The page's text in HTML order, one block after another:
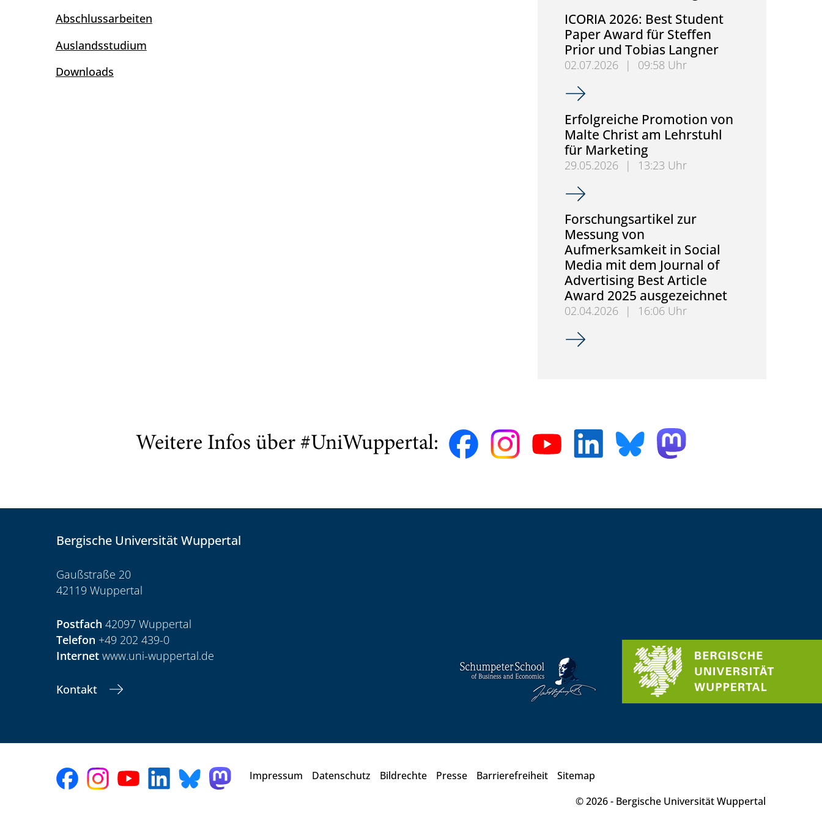
Abschlussarbeiten
Auslandsstudium
Downloads
ICORIA 2026: Best Student
Paper Award für Steffen
Prior und Tobias Langner
02.07.2026 |
09:58 Uhr
ICORIA 2026: Best Student Paper Award für
Erfolgreiche Promotion von
Malte Christ am Lehrstuhl
für Marketing
29.05.2026 |
13:23 Uhr
Erfolgreiche Promotion von Malte Christ am
Forschungsartikel zur
Messung von
Aufmerksamkeit in Social
Media mit dem Journal of
Advertising Best Article
Award 2025 ausgezeichnet
02.04.2026 |
16:06 Uhr
Forschungsartikel zur Messung von
Weitere Infos über #UniWuppertal:
Bergische Universität Wuppertal
Gaußstraße 20
42119 Wuppertal
Postfach 42097 Wuppertal
Telefon +49 202 439-0
Internet www.uni-wuppertal.de
Kontakt
Impressum Datenschutz Bildrechte Presse Barrierefreiheit
Sitemap
© 2026 - Bergische Universität Wuppertal